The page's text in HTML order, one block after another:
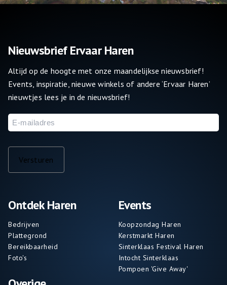
Ontdek Haren
Bedrijven
Plattegrond
Bereikbaarheid
Foto's
Events
Koopzondag Haren
Kerstmarkt Haren
Sinterklaas Festival Haren
Intocht Sinterklaas
Pompoen 'Give Away'
Nieuwsbrief Ervaar Haren
Altijd op de hoogte met onze maandelijkse nieuwsbrief!
Events, inspiratie, nieuwe winkels of andere ‘Ervaar Haren’
nieuwtjes lees je in de nieuwsbrief!
E-
mailadres
Versturen